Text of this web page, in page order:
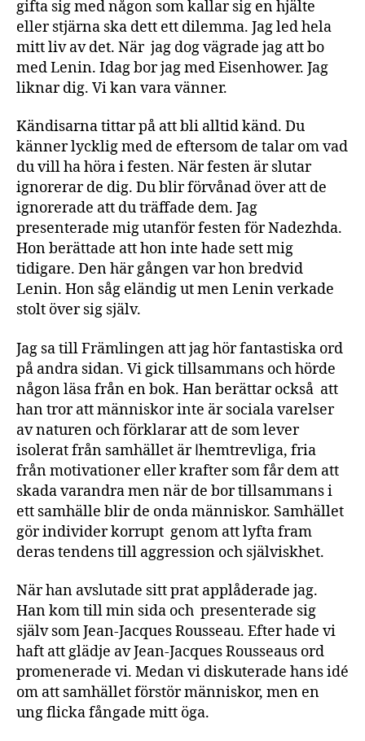
gifta sig med någon som kallar sig en hjälte
eller stjärna ska dett ett dilemma. Jag led hela
mitt liv av det. När jag dog vägrade jag att bo
med Lenin. Idag bor jag med Eisenhower. Jag
liknar dig. Vi kan vara vänner.
Kändisarna tittar på att bli alltid känd. Du
känner lycklig med de eftersom de talar om vad
du vill ha höra i festen. När festen är slutar
ignorerar de dig. Du blir förvånad över att de
ignorerade att du träffade dem. Jag
presenterade mig utanför festen för Nadezhda.
Hon berättade att hon inte hade sett mig
tidigare. Den här gången var hon bredvid
Lenin. Hon såg eländig ut men Lenin verkade
stolt över sig själv.
Jag sa till Främlingen att jag hör fantastiska ord
på andra sidan. Vi gick tillsammans och hörde
någon läsa från en bok. Han berättar också att
han tror att människor inte är sociala varelser
av naturen och förklarar att de som lever
isolerat från samhället är اhemtrevliga, fria
från motivationer eller krafter som får dem att
skada varandra men när de bor tillsammans i
ett samhälle blir de onda människor. Samhället
gör individer korrupt genom att lyfta fram
deras tendens till aggression och själviskhet.
När han avslutade sitt prat applåderade jag.
Han kom till min sida och presenterade sig
själv som Jean-Jacques Rousseau. Efter hade vi
haft att glädje av Jean-Jacques Rousseaus ord
promenerade vi. Medan vi diskuterade hans idé
om att samhället förstör människor, men en
ung flicka fångade mitt öga.